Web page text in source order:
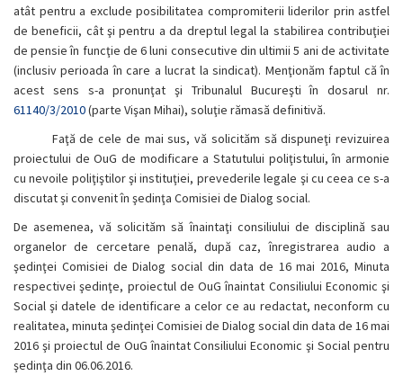
atât pentru a exclude posibilitatea compromiterii liderilor prin astfel
de beneficii, cât şi pentru a da dreptul legal la stabilirea contribuţiei
de pensie în funcţie de 6 luni consecutive din ultimii 5 ani de activitate
(inclusiv perioada în care a lucrat la sindicat). Menţionăm faptul că în
acest sens s-a pronunţat şi Tribunalul Bucureşti în dosarul nr.
61140/3/2010(parte Vişan Mihai), soluţie rămasă definitivă.
Faţă de cele de mai sus, vă solicităm să dispuneţi revizuirea
proiectului de OuG de modificare a Statutului poliţistului, în armonie
cu nevoile poliţiştilor şi instituţiei, prevederile legale şi cu ceea ce s-a
discutat şi convenit în şedinţa Comisiei de Dialog social.
De asemenea, vă solicităm să înaintaţi consiliului de disciplină sau
organelor de cercetare penală, după caz, înregistrarea audio a
şedinţei Comisiei de Dialog social din data de 16 mai 2016, Minuta
respectivei şedinţe, proiectul de OuG înaintat Consiliului Economic şi
Social şi datele de identificare a celor ce au redactat, neconform cu
realitatea, minuta şedinţei Comisiei de Dialog social din data de 16 mai
2016 şi proiectul de OuG înaintat Consiliului Economic şi Social pentru
şedinţa din 06.06.2016.